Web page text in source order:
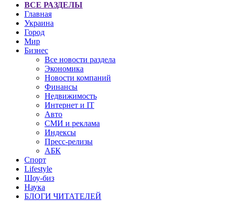
ВСЕ РАЗДЕЛЫ
Главная
Украина
Город
Мир
Бизнес
Все новости раздела
Экономика
Новости компаний
Финансы
Недвижимость
Интернет и IT
Авто
СМИ и реклама
Индексы
Пресс-релизы
АБК
Спорт
Lifestyle
Шоу-биз
Наука
БЛОГИ ЧИТАТЕЛЕЙ